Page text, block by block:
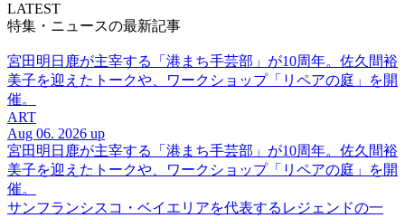
LATEST
特集・ニュースの最新記事
宮田明日鹿が主宰する「港まち手芸部」が10周年。佐久間裕
美子を迎えたトークや、ワークショップ「リペアの庭」を開
催。
ART
Aug 06. 2026 up
宮田明日鹿が主宰する「港まち手芸部」が10周年。佐久間裕
美子を迎えたトークや、ワークショップ「リペアの庭」を開
催。
サンフランシスコ・ベイエリアを代表するレジェンドの一